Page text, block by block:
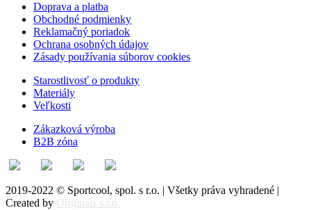
Doprava a platba
Obchodné podmienky
Reklamačný poriadok
Ochrana osobných údajov
Zásady používania súborov cookies
Starostlivosť o produkty
Materiály
Veľkosti
Zákazková výroba
B2B zóna
2019-2022 © Sportcool, spol. s r.o. | Všetky práva vyhradené |
Created by Originals s.r.o.